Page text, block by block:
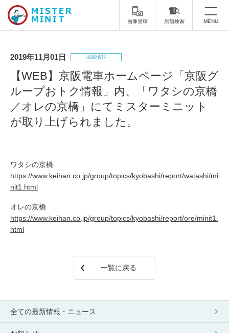
画像見積 店舗検索 MENU
ミスターミニットについて
修理サービス・料金
スーツケース修理
カバンの修理
傘修理
印鑑・はんこの作製
包丁研ぎ
オンライン修理見積もりサービス（配送修理）
お問い合わせ
2019年11月01日 掲載情報
【WEB】京阪電車ホームページ「京阪グ
ループおトク情報」内、「ワタシの京橋
／オレの京橋」にてミスターミニット
が取り上げられました。
ワタシの京橋
https://www.keihan.co.jp/group/topics/kyobashi/report/watashi/mi
nit1.html
オレの京橋
https://www.keihan.co.jp/group/topics/kyobashi/report/ore/minit1.
html
一覧に戻る
全ての最新情報・ニュース